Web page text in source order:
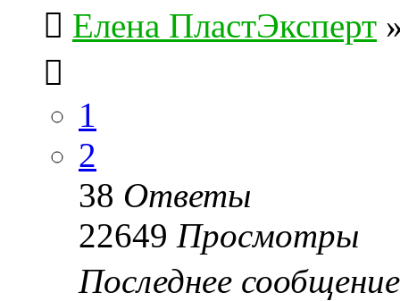
Елена ПластЭксперт
1
2
38 Ответы
22649 Просмотры
Последнее